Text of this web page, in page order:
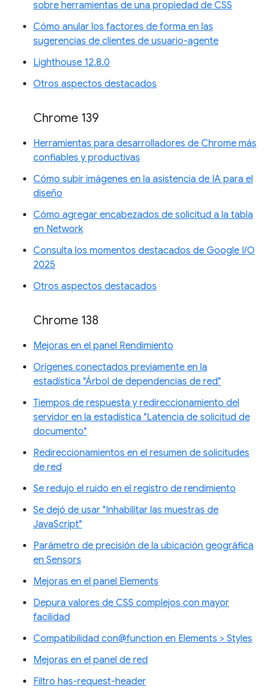
sobre herramientas de una propiedad de CSS
Cómo anular los factores de forma en las
sugerencias de clientes de usuario-agente
Lighthouse 12.8.0
Otros aspectos destacados
Chrome 139
Herramientas para desarrolladores de Chrome más
confiables y productivas
Cómo subir imágenes en la asistencia de IA para el
diseño
Cómo agregar encabezados de solicitud a la tabla
en Network
Consulta los momentos destacados de Google I/O
2025
Otros aspectos destacados
Chrome 138
Mejoras en el panel Rendimiento
Orígenes conectados previamente en la
estadística "Árbol de dependencias de red"
Tiempos de respuesta y redireccionamiento del
servidor en la estadística "Latencia de solicitud de
documento"
Redireccionamientos en el resumen de solicitudes
de red
Se redujo el ruido en el registro de rendimiento
Se dejó de usar "Inhabilitar las muestras de
JavaScript"
Parámetro de precisión de la ubicación geográfica
en Sensors
Mejoras en el panel Elements
Depura valores de CSS complejos con mayor
facilidad
Compatibilidad con@function en Elements > Styles
Mejoras en el panel de red
Filtro has-request-header